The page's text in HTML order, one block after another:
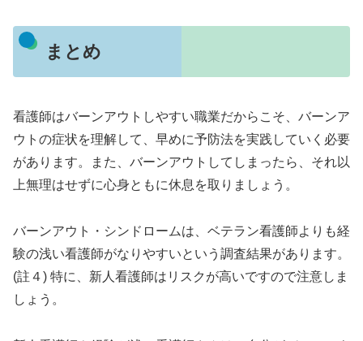
まとめ
看護師はバーンアウトしやすい職業だからこそ、バーンア
ウトの症状を理解して、早めに予防法を実践していく必要
があります。また、バーンアウトしてしまったら、それ以
上無理はせずに心身ともに休息を取りましょう。
バーンアウト・シンドロームは、ベテラン看護師よりも経
験の浅い看護師がなりやすいという調査結果があります。
(註４) 特に、新人看護師はリスクが高いですので注意しま
しょう。